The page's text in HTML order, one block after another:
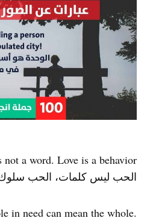
not a word. Love is a behavior
الحب ليس كلمات، الحب
in need can mean the whole